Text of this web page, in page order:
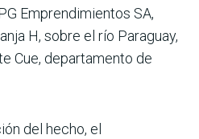
Emprendimientos SA,
H, sobre el río Paraguay,
Cue, departamento de
del hecho, el